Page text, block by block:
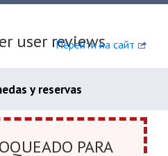
Перейти на сайт
user reviews
y reservas
PARA